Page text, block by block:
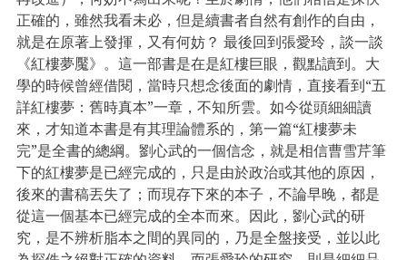
正確的，雖然我看未必，但是續書者自然有創作的自由，
就是在原著上發揮，又有何妨？ 最後回到張愛玲，談一談
《紅樓夢魘》。這一部書是在是紅樓巨眼，觀點讀到。大
學的時候曾經借閱，當時只想念後面的劇情，直接看到“五
詳紅樓夢：舊時真本”一章，不知所雲。如今從頭細細讀
來，才知道本書是有其理論體系的，第一篇“紅樓夢未
完”是全書的總綱。劉心武的一個信念，就是相信曹雪芹筆
下的紅樓夢是已經完成的，只是由於政治或其他的原因，
後來的書稿丟失了；而現存下來的本子，不論早晚，都是
從這一個基本已經完成的全本而來。因此，劉心武的研
究，是不辨析脂本之間的異同的，乃是全盤接受，並以此